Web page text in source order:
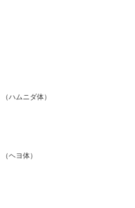
（ハムニダ体）
（ヘヨ体）